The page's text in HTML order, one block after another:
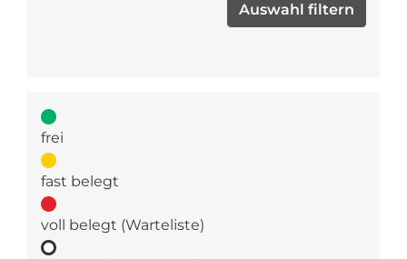
frei
fast belegt
voll belegt (Warteliste)